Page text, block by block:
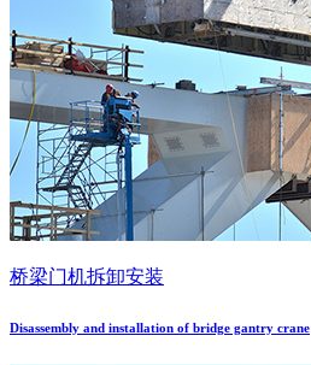
桥梁门机拆卸安装
Disassembly and installation of bridge gantry crane